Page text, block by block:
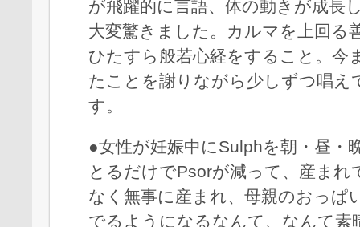
が飛躍的に言語、体の動きが成長
大変驚きました。カルマを上回る
ひたすら般若心経をすること。今
たことを謝りながら少しずつ唱え
す。
●女性が妊娠中にSulphを朝・昼・
とるだけでPsorが減って、産まれ
なく無事に産まれ、母親のおっぱ
でるようになるなんて、なんて素